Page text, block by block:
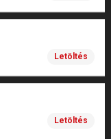
Letöltés
Letöltés